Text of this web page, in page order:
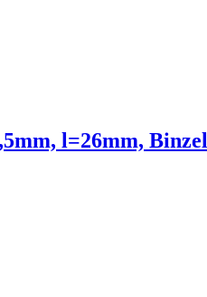
l=26mm, Binzel